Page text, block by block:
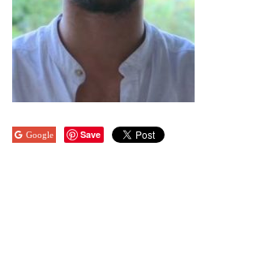
Google Save